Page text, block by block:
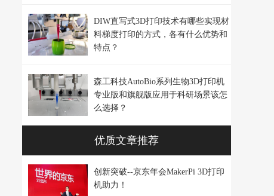
DIW直写式3D打印技术有哪些实现材
料梯度打印的方式，各有什么优势和
特点？
森工科技AutoBio系列生物3D打印机
专业版和旗舰版应用于科研场景该怎
么选择？
优质文章推荐
创新突破--京东年会MakerPi 3D打印
机助力！